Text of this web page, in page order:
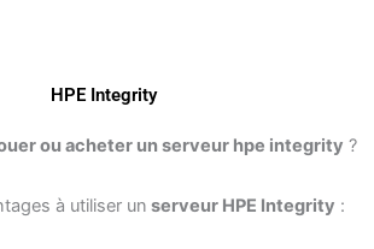
HPE Integrity
ou acheter un serveur hpe integrity ?
à utiliser un serveur HPE Integrity :